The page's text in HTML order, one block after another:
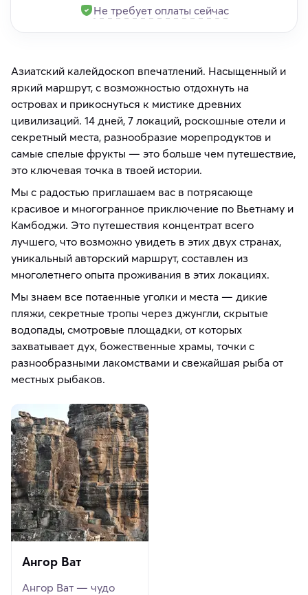
Не требует оплаты сейчас
Азиатский калейдоскоп впечатлений. Насыщенный и
яркий маршрут, с возможностью отдохнуть на
островах и прикоснуться к мистике древних
цивилизаций. 14 дней, 7 локаций, роскошные отели и
секретный места, разнообразие морепродуктов и
самые спелые фрукты — это больше чем путешествие,
это ключевая точка в твоей истории.
Мы с радостью приглашаем вас в потрясающе
красивое и многогранное приключение по Вьетнаму и
Камбоджи. Это путешествия концентрат всего
лучшего, что возможно увидеть в этих двух странах,
уникальный авторский маршрут, составлен из
многолетнего опыта проживания в этих локациях.
Мы знаем все потаенные уголки и места — дикие
пляжи, секретные тропы через джунгли, скрытые
водопады, смотровые площадки, от которых
захватывает дух, божественные храмы, точки с
разнообразными лакомствами и свежайшая рыба от
местных рыбаков.
Ангор Ват
Ангор Ват — чудо